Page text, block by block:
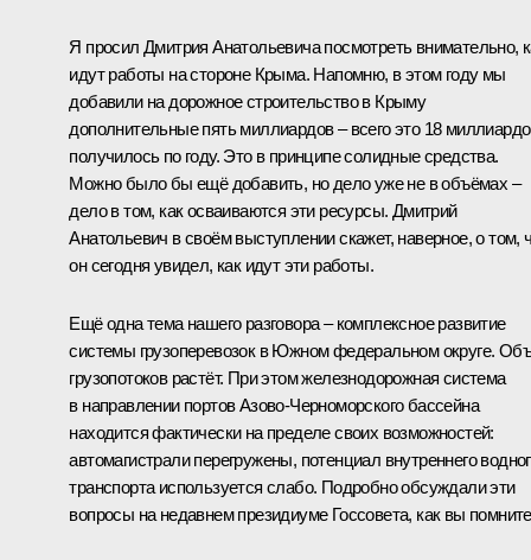
Я просил Дмитрия Анатольевича посмотреть внимательно,
идут работы на стороне Крыма. Напомню, в этом году мы
добавили на дорожное строительство в Крыму
дополнительные пять миллиардов – всего это 18
получилось по году. Это в принципе солидные средства.
Можно было бы ещё добавить, но дело уже не в объёмах –
дело в том, как осваиваются эти ресурсы. Дмитрий
Анатольевич в своём выступлении скажет, наверное, о том,
он сегодня увидел, как идут эти работы.
Ещё одна тема нашего разговора – комплексное развитие
системы грузоперевозок в Южном федеральном округе.
грузопотоков растёт. При этом железнодорожная система
в направлении портов Азово-Черноморского бассейна
находится фактически на пределе своих возможностей:
автомагистрали перегружены, потенциал внутреннего
транспорта используется слабо. Подробно обсуждали эти
вопросы на недавнем президиуме Госсовета, как вы